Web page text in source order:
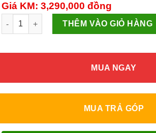
Giá KM: 3,290,000 đồng
Máy hút mùi Kangaroo KG523 số lượng
THÊM VÀO GIỎ HÀNG
MUA NGAY
MUA TRẢ GÓP